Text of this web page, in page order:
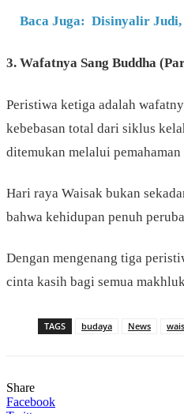
Baca Juga: Disinyalir Judi,
3. Wafatnya Sang Buddha
Peristiwa ketiga adalah
kebebasan total dari siklus
ditemukan melalui
Hari raya Waisak bukan
bahwa kehidupan penuh
Dengan mengenang tiga
cinta kasih bagi semua
TAGS budaya News
Share
Facebook